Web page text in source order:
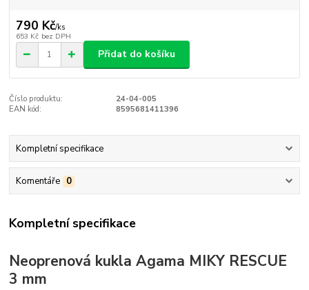
790 Kč/ks
653 Kč bez DPH
Přidat do košíku
Číslo produktu:
24-04-005
EAN kód:
8595681411396
Kompletní specifikace
Komentáře 0
Kompletní specifikace
Neoprenová kukla Agama MIKY RESCUE
3 mm